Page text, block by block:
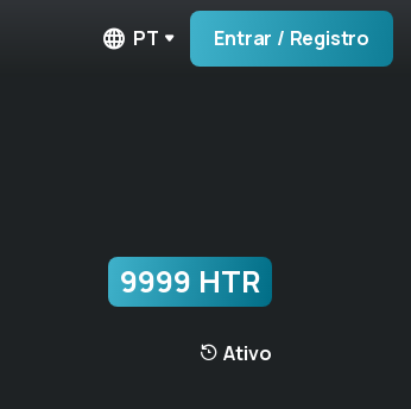
PT Entrar / Registro
9999 HTR
Ativo